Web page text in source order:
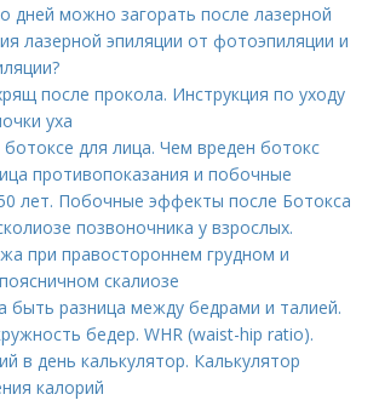
дней можно загорать после лазерной
лазерной эпиляции от фотоэпиляции и
после прокола. Инструкция по уходу
уха
для лица. Чем вреден ботокс
противопоказания и побочные
лет. Побочные эффекты после Ботокса
позвоночника у взрослых.
при правостороннем грудном и
скалиозе
быть разница между бедрами и талией.
бедер. WHR (waist-hip ratio).
в день калькулятор. Калькулятор
калорий